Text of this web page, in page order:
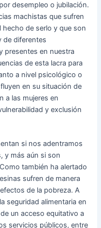
desempleo o jubilación.
machistas que sufren
hecho de serlo y que son
de diferentes
presentes en nuestra
de esta lacra para
a nivel psicológico o
en su situación de
a las mujeres en
y exclusión
si nos adentramos
y más aún si son
también ha alertado
sufren de manera
de la pobreza. A
seguridad alimentaria en
un acceso equitativo a
servicios públicos, entre